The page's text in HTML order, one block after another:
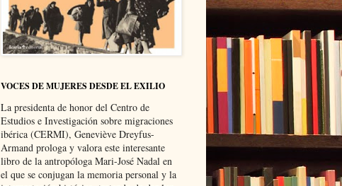
VOCES DE MUJERES DESDE EL EXILIO
La presidenta de honor del Centro de
Estudios e Investigación sobre migraciones
ibérica (CERMI), Geneviève Dreyfus-
Armand prologa y valora este interesante
libro de la antropóloga Mari-José Nadal en
el que se conjugan la memoria personal y la